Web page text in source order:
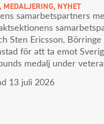
, MEDALJERING, NYHET
samarbetspartners
Sten Ericsson,
för att ta emot
medalj under
13 juli 2026